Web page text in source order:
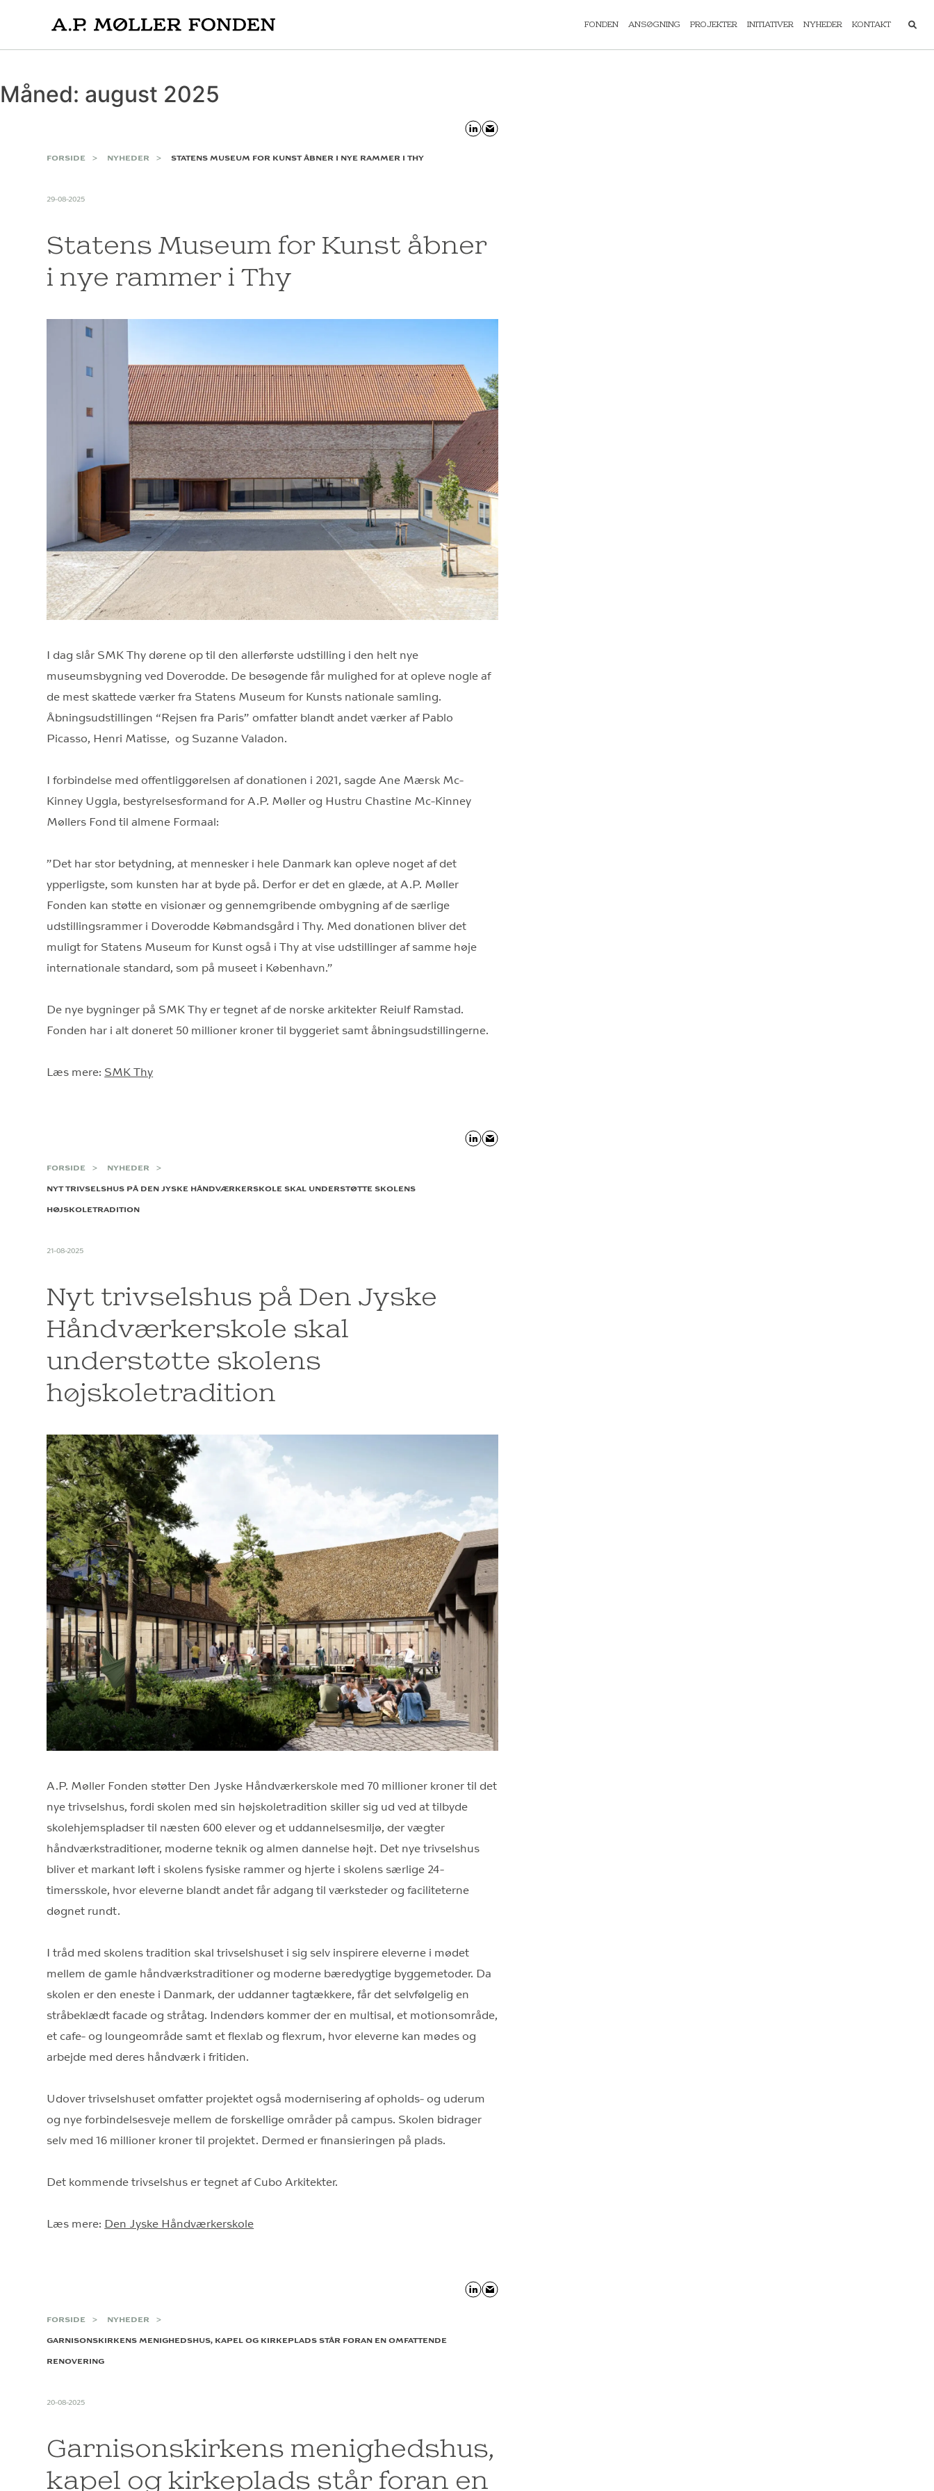
FONDEN ANSØGNING PROJEKTER INITIATIVER NYHEDER KONTAKT
Måned: august 2025
FORSIDE NYHEDER STATENS MUSEUM FOR KUNST ÅBNER I NYE RAMMER I THY
29-08-2025
Statens Museum for Kunst åbner
i nye rammer i Thy
I dag slår SMK Thy dørene op til den allerførste udstilling i den helt nye
museumsbygning ved Doverodde. De besøgende får mulighed for at opleve nogle af
de mest skattede værker fra Statens Museum for Kunsts nationale samling.
Åbningsudstillingen “Rejsen fra Paris” omfatter blandt andet værker af Pablo
Picasso, Henri Matisse, og Suzanne Valadon.
I forbindelse med offentliggørelsen af donationen i 2021, sagde Ane Mærsk Mc-
Kinney Uggla, bestyrelsesformand for A.P. Møller og Hustru Chastine Mc-Kinney
Møllers Fond til almene Formaal:
”Det har stor betydning, at mennesker i hele Danmark kan opleve noget af det
ypperligste, som kunsten har at byde på. Derfor er det en glæde, at A.P. Møller
Fonden kan støtte en visionær og gennemgribende ombygning af de særlige
udstillingsrammer i Doverodde Købmandsgård i Thy. Med donationen bliver det
muligt for Statens Museum for Kunst også i Thy at vise udstillinger af samme høje
internationale standard, som på museet i København.”
De nye bygninger på SMK Thy er tegnet af de norske arkitekter Reiulf Ramstad.
Fonden har i alt doneret 50 millioner kroner til byggeriet samt åbningsudstillingerne.
Læs mere: SMK Thy
FORSIDE NYHEDER
NYT TRIVSELSHUS PÅ DEN JYSKE HÅNDVÆRKERSKOLE SKAL UNDERSTØTTE SKOLENS
HØJSKOLETRADITION
21-08-2025
Nyt trivselshus på Den Jyske
Håndværkerskole skal
understøtte skolens
højskoletradition
A.P. Møller Fonden støtter Den Jyske Håndværkerskole med 70 millioner kroner til det
nye trivselshus, fordi skolen med sin højskoletradition skiller sig ud ved at tilbyde
skolehjemspladser til næsten 600 elever og et uddannelsesmiljø, der vægter
håndværkstraditioner, moderne teknik og almen dannelse højt. Det nye trivselshus
bliver et markant løft i skolens fysiske rammer og hjerte i skolens særlige 24-
timersskole, hvor eleverne blandt andet får adgang til værksteder og faciliteterne
døgnet rundt.
I tråd med skolens tradition skal trivselshuset i sig selv inspirere eleverne i mødet
mellem de gamle håndværkstraditioner og moderne bæredygtige byggemetoder. Da
skolen er den eneste i Danmark, der uddanner tagtækkere, får det selvfølgelig en
stråbeklædt facade og stråtag. Indendørs kommer der en multisal, et motionsområde,
et cafe- og loungeområde samt et flexlab og flexrum, hvor eleverne kan mødes og
arbejde med deres håndværk i fritiden.
Udover trivselshuset omfatter projektet også modernisering af opholds- og uderum
og nye forbindelsesveje mellem de forskellige områder på campus. Skolen bidrager
selv med 16 millioner kroner til projektet. Dermed er finansieringen på plads.
Det kommende trivselshus er tegnet af Cubo Arkitekter.
Læs mere: Den Jyske Håndværkerskole
FORSIDE NYHEDER
GARNISONSKIRKENS MENIGHEDSHUS, KAPEL OG KIRKEPLADS STÅR FORAN EN OMFATTENDE
RENOVERING
20-08-2025
Garnisonskirkens menighedshus,
kapel og kirkeplads står foran en